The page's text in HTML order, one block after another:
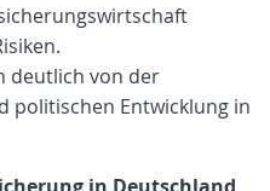
deutlich von der
politischen Entwicklung in